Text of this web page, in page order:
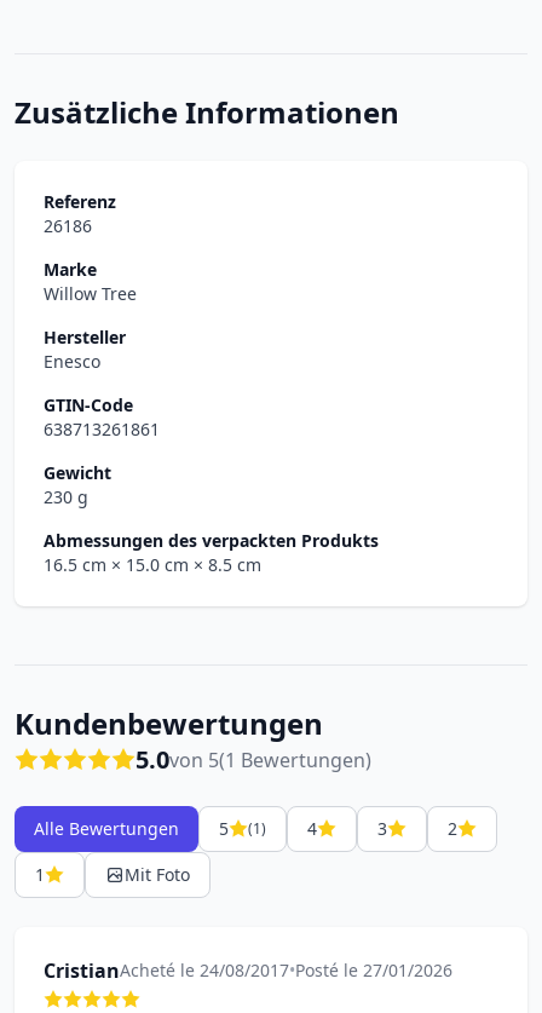
Zusätzliche Informationen
Referenz
26186
Marke
Willow Tree
Hersteller
Enesco
GTIN-Code
638713261861
Gewicht
230 g
Abmessungen des verpackten Produkts
16.5 cm × 15.0 cm × 8.5 cm
Kundenbewertungen
5.0von 5(1 Bewertungen)
Alle Bewertungen 5 (1) 4 3
2
1
Mit Foto
CristianAcheté le 24/08/2017•Posté le 27/01/2026